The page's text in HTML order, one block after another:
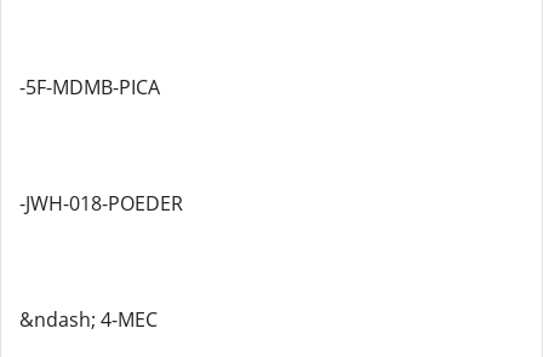
-5F-MDMB-PICA
-JWH-018-POEDER
&ndash; 4-MEC